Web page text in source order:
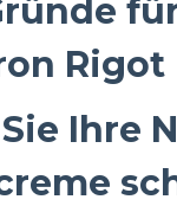
Rigot
Ihre